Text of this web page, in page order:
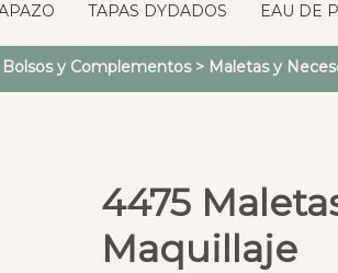
TAPAS DYDADOS EAU DE
Bolsos y Complementos> Maletas y
4475
Maquillaje